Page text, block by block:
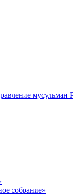
мусульман
собрание»